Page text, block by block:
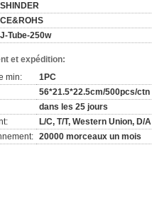
SHINDER
CE&ROHS
J-Tube-250w
et expédition:
min:
1PC
56*21.5*22.5cm/500pcs/ctn
dans les 25 jours
L/C, T/T, Western Union, D/A
20000 morceaux un mois